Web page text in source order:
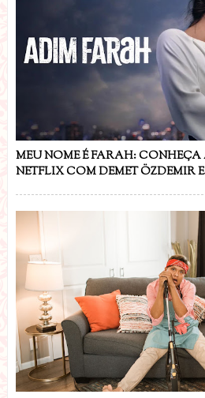
MEU NOME É FARAH:
NETFLIX COM DEMET ÖZDEMIR